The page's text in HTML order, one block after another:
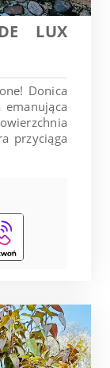
LUX
Donica
przyciąga